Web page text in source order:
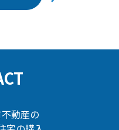
動産の